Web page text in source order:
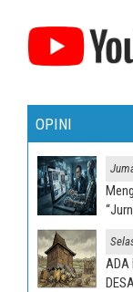
OPINI
ADA